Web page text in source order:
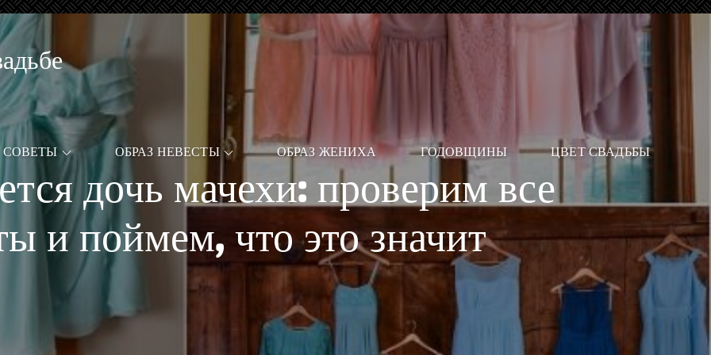
СОВЕТЫ ОБРАЗ НЕВЕСТЫ ОБРАЗ ЖЕНИХА ГОДОВЩИНЫ ЦВЕТ СВАДЬБЫ
дочь мачехи: проверим все
и поймем, что это значит